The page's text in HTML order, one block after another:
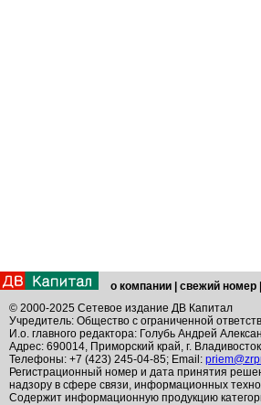
о компании свежий номер
© 2000-2025 Сетевое издание ДВ Капитал
Учредитель: Общество с ограниченной
И.о. главного редактора: Голубь Андрей
Адрес: 690014, Приморский край, г.
Телефоны: +7 (423) 245-04-85; Email:
Регистрационный номер и дата принятия
надзору в сфере связи, информационных
Содержит информационную продукцию